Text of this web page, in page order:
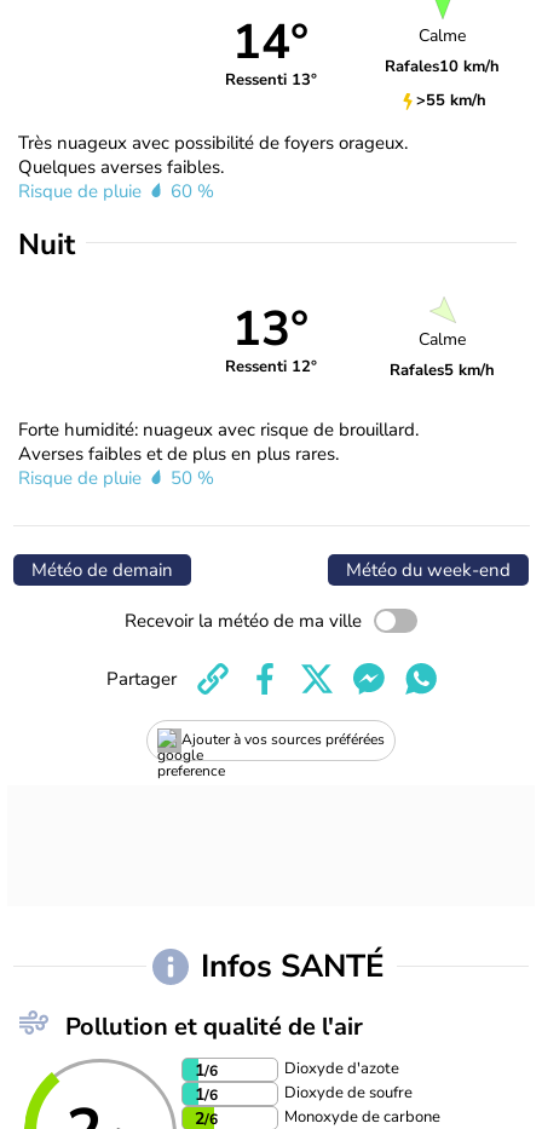
14°
Ressenti 13°
Calme
Rafales10 km/h
>55 km/h
Très nuageux avec possibilité de foyers orageux.
Quelques averses faibles.
Risque de pluie
60 %
Nuit
13°
Ressenti 12°
Calme
Rafales5 km/h
Forte humidité: nuageux avec risque de brouillard.
Averses faibles et de plus en plus rares.
Risque de pluie
50 %
Météo de demain Météo du week-end
Recevoir la météo de ma ville
Ajouter à vos sources préférées
Partager
Infos SANTÉ
Pollution et qualité de l'air
1/6 Dioxyde d'azote
1/6 Dioxyde de soufre
2/6 Monoxyde de carbone